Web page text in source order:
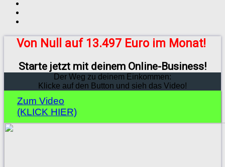
Von Null auf 13.497 Euro im Monat!
Starte jetzt mit deinem Online-Business!
Der Weg zu deinem Einkommen:
Klicke auf den Button und sieh das Video!
Zum Video
(KLICK HIER)